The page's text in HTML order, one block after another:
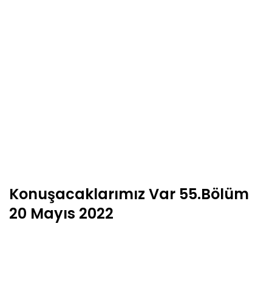
Konuşacaklarımız Var 55.Bölüm
20 Mayıs 2022